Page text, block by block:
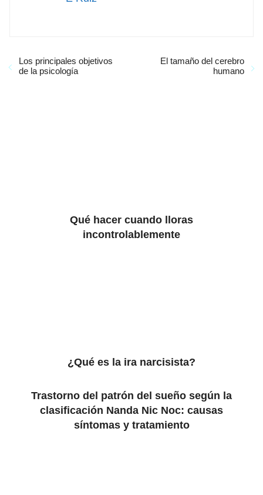
Los principales objetivos
de la psicología
El tamaño del cerebro
humano
Qué hacer cuando lloras
incontrolablemente
¿Qué es la ira narcisista?
Trastorno del patrón del sueño según la
clasificación Nanda Nic Noc: causas
síntomas y tratamiento